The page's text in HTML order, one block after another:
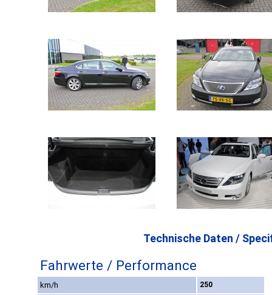
Technische Daten /
Fahrwerte / Performance
km/h 250